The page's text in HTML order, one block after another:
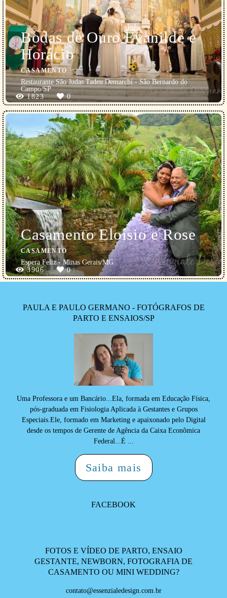
Bodas de Ouro Evanilde e
Horácio
CASAMENTO
Restaurante São Judas Tadeu Demarchi - São Bernardo do
Campo/SP
1823
0
Casamento Eloísio e Rose
CASAMENTO
Espera Feliz - Minas Gerais/MG
3906
0
PAULA E PAULO GERMANO - FOTÓGRAFOS DE
PARTO E ENSAIOS/SP
Uma Professora e um Bancário...Ela, formada em Educação Física,
pós-graduada em Fisiologia Aplicada à Gestantes e Grupos
Especiais.Ele, formado em Marketing e apaixonado pelo Digital
desde os tempos de Gerente de Agência da Caixa Econômica
Federal...É ...
Saiba mais
FACEBOOK
FOTOS E VÍDEO DE PARTO, ENSAIO
GESTANTE, NEWBORN, FOTOGRAFIA DE
CASAMENTO OU MINI WEDDING?
contato@essenzialedesign.com.br